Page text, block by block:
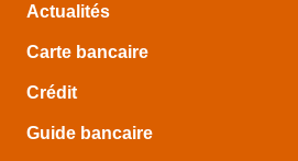
Actualités
Carte bancaire
Crédit
Guide bancaire